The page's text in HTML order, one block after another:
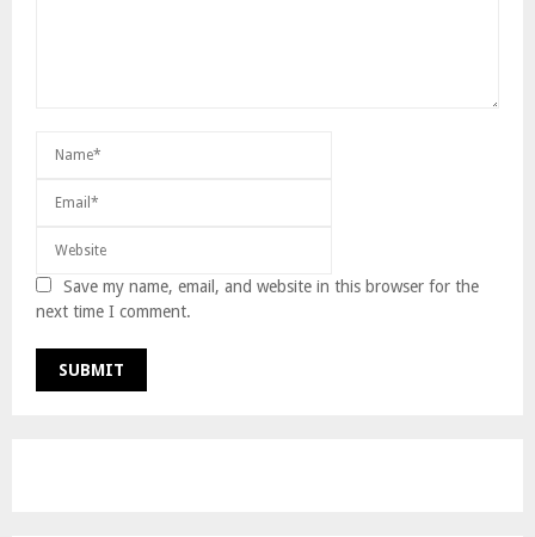
Save my name, email, and website in this browser for the
next time I comment.